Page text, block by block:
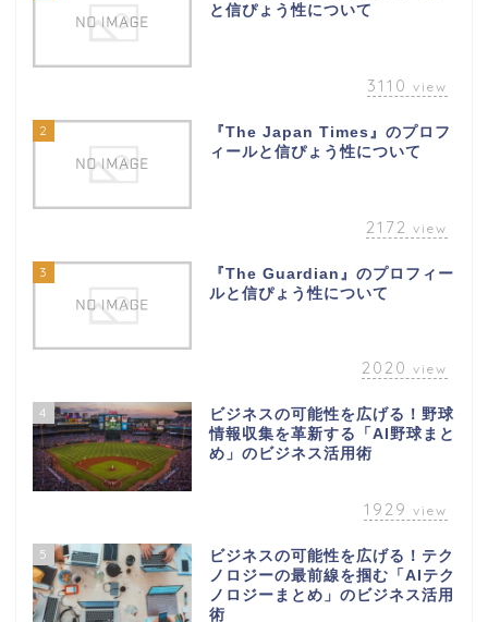
と信ぴょう性について
3110 view
2
『The Japan Times』のプロフ
ィールと信ぴょう性について
2172 view
3
『The Guardian』のプロフィー
ルと信ぴょう性について
2020 view
4
ビジネスの可能性を広げる！野球
情報収集を革新する「AI野球まと
め」のビジネス活用術
1929 view
5
ビジネスの可能性を広げる！テク
ノロジーの最前線を掴む「AIテク
ノロジーまとめ」のビジネス活用
術